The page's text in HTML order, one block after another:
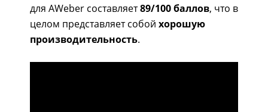
для AWeber составляет89/100 баллов, что в
целом представляет собой хорошую
производительность.